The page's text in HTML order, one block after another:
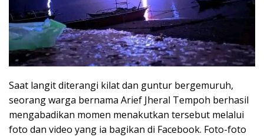
Saat langit diterangi kilat dan guntur bergemuruh,
seorang warga bernama Arief Jheral Tempoh berhasil
mengabadikan momen menakutkan tersebut melalui
foto dan video yang ia bagikan di Facebook. Foto-foto